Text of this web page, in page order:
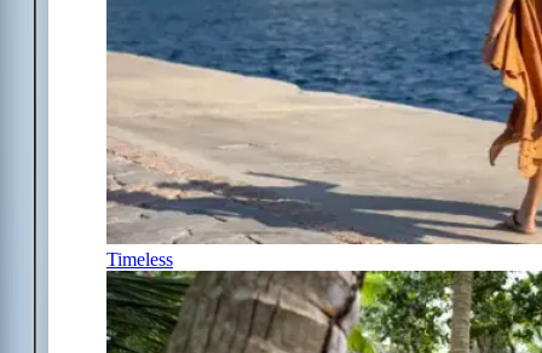
Timeless